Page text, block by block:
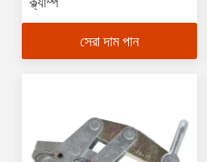
সেরা দাম পান